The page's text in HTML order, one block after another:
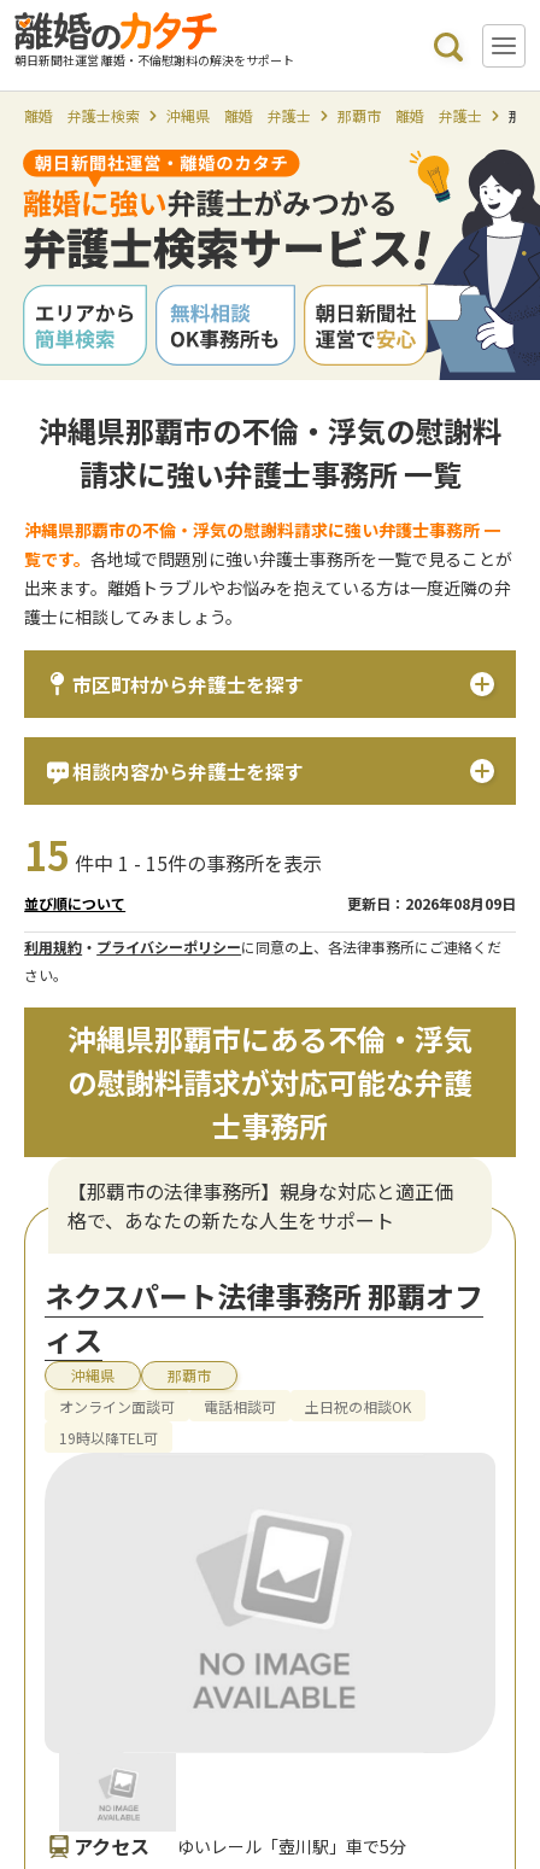
朝日新聞社運営 離婚・不倫慰謝料の解決をサポート
離婚 弁護士検索 沖縄県 離婚 弁護士 那覇市 離婚 弁護士 那
沖縄県那覇市の不倫・浮気の慰謝料
請求に強い弁護士事務所 一覧
沖縄県那覇市の不倫・浮気の慰謝料請求に強い弁護士事務所 一
覧です。各地域で問題別に強い弁護士事務所を一覧で見ることが
出来ます。離婚トラブルやお悩みを抱えている方は一度近隣の弁
護士に相談してみましょう。
市区町村から弁護士を探す
相談内容から弁護士を探す
15 件中 1 - 15件の事務所を表示
並び順について 更新日：2026年08月09日
利用規約 ・ プライバシーポリシーに同意の上、各法律事務所にご連絡くだ
さい。
沖縄県那覇市にある不倫・浮気
の慰謝料請求が対応可能な弁護
士事務所
【那覇市の法律事務所】親身な対応と適正価
格で、あなたの新たな人生をサポート
ネクスパート法律事務所 那覇オフ
ィス
沖縄県
那覇市
オンライン面談可
電話相談可
土日祝の相談OK
19時以降TEL可
アクセス ゆいレール「壺川駅」車で5分